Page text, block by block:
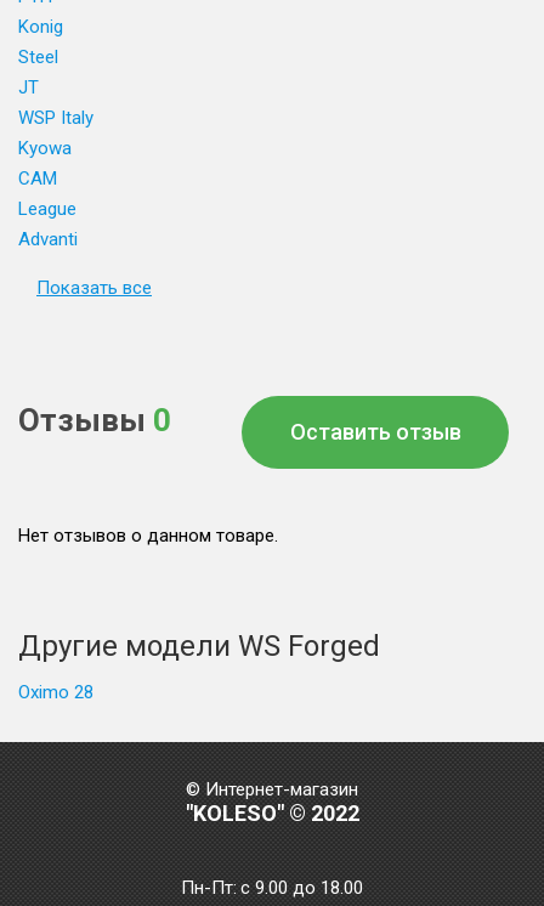
Konig
Steel
JT
WSP Italy
Kyowa
CAM
League
Advanti
Показать все
Отзывы 0 Оставить отзыв
Нет отзывов о данном товаре.
Другие модели WS Forged
Oximo 28
© Интернет-магазин
"KOLESO" © 2022
Пн-Пт:с 9.00 до 18.00